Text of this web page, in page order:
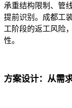
承重结构限制、管
提前识别。成都工
工阶段的返工风险
性。
方案设计：从需